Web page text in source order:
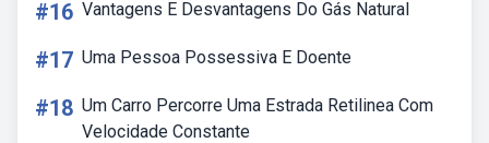
#16 Vantagens E Desvantagens Do Gás Natural
#17 Uma Pessoa Possessiva E Doente
#18 Um Carro Percorre Uma Estrada Retilinea Com
Velocidade Constante